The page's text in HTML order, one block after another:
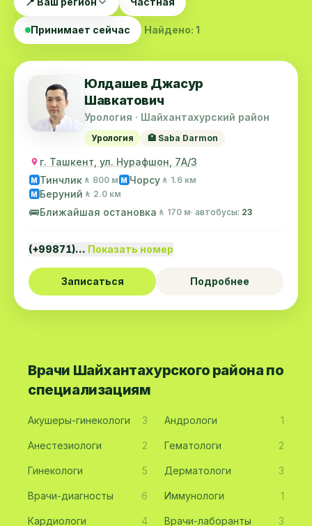
Принимает сейчас Найдено: 1
Юлдашев Джасур
Шавкатович
Урология · Шайхантахурский район
Урология 🏥 Saba Darmon
г. Ташкент, ул. Нурафшон, 7А/3
M Тинчлик 🚶 800 м M Чорсу 🚶 1.6 км
M Беруний 🚶 2.0 км
🚌Ближайшая остановка 🚶 170 м· автобусы: 23
(+99871)… Показать номер
Записаться Подробнее
Врачи Шайхантахурского района по
специализациям
Акушеры-гинекологи 3 Андрологи 1
Анестезиологи 2 Гематологи 2
Гинекологи 5 Дерматологи 3
Врачи-диагносты 6 Иммунологи 1
Кардиологи 4 Врачи-лаборанты 3